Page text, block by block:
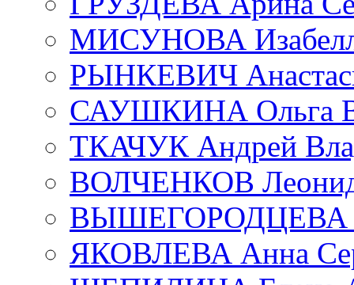
МИСУНОВА
РЫНКЕВИЧ
САУШКИНА Ольга
ТКАЧУК Андрей
ВОЛЧЕНКОВ Леонид
ВЫШЕГОРОДЦЕВА
ЯКОВЛЕВА Анна